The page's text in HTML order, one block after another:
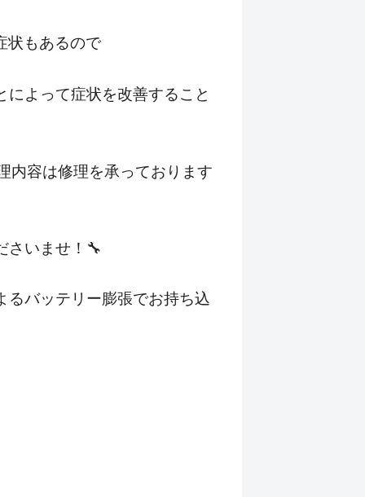
状もあるので
よって症状を改善すること
内容は修理を承っております
さいませ！🔧
るバッテリー膨張でお持ち込